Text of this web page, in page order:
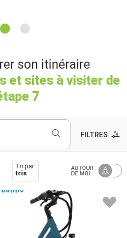
son itinéraire
et sites à visiter de
7
FILTRES
Tri par
tris
AUTOUR
DE MOI